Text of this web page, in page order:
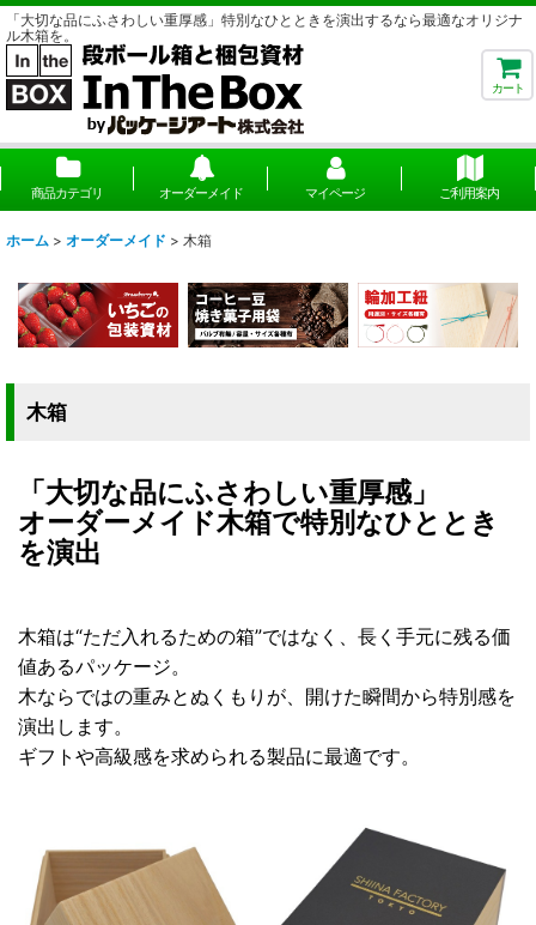
「大切な品にふさわしい重厚感」特別なひとときを演出するなら最適なオリジナ
ル木箱を。
カート
商品カテゴリ オーダーメイド マイページ ご利用案内
ホーム > オーダーメイド > 木箱
木箱
「大切な品にふさわしい重厚感」
オーダーメイド木箱で特別なひととき
を演出
木箱は“ただ入れるための箱”ではなく、長く手元に残る価
値あるパッケージ。
木ならではの重みとぬくもりが、開けた瞬間から特別感を
演出します。
ギフトや高級感を求められる製品に最適です。